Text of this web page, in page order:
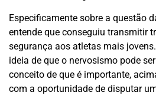
Especificamente sobre a questão
entende que conseguiu transmitir
segurança aos atletas mais
ideia de que o nervosismo pode
conceito de que é importante,
com a oportunidade de disputar